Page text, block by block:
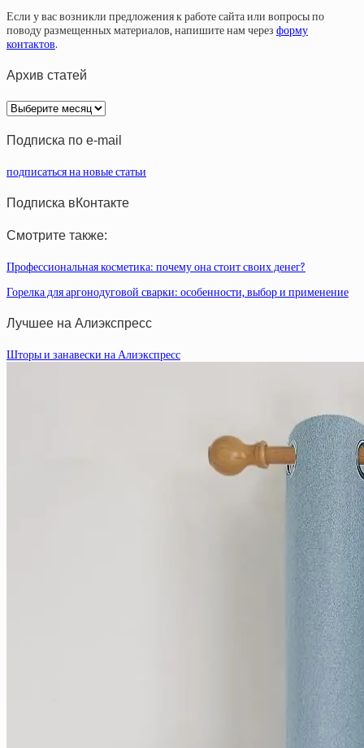
Если у вас возникли предложения к работе сайта или вопросы по
поводу размещенных материалов, напишите нам через форму
контактов.
Архив статей
Архив
статей
Подписка по e-mail
подписаться на новые статьи
Подписка вКонтакте
Смотрите также:
Профессиональная косметика: почему она стоит своих денег?
Горелка для аргонодуговой сварки: особенности, выбор и применение
Лучшее на Алиэкспресс
Шторы и занавески на Алиэкспресс